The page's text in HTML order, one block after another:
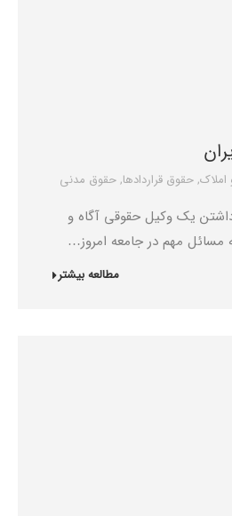
املاک,حقوق قراردادها,حقوق مدنی
یک وکیل حقوقی آگاه و
مسائل مهم در جامعه امروز…
مطالعه بیشتر